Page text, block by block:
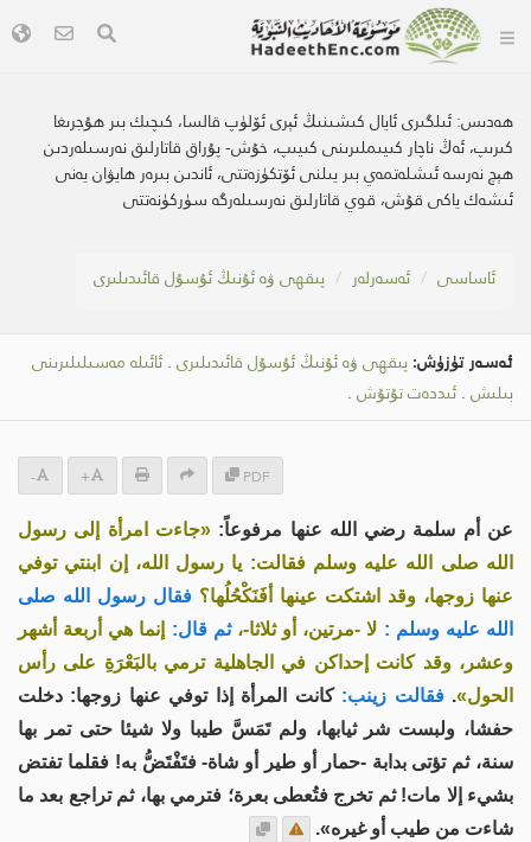
ھەدىس:ئىلگىرى ئايال كىشىنىڭ ئېرى ئۆلۈپ قالسا، كىچىك بىر ھۇجرىغا
كىرىپ، ئەڭ ناچار كىيىملىرىنى كىيىپ، خۇش- پۇراق قاتارلىق نەرسىلەردىن
ھېچ نەرسە ئىشلەتمەي بىر يىلنى ئۆتكۈزەتتى، ئاندىن بىرەر ھايۋان يەنى
ئىشەك ياكى قۇش، قوي قاتارلىق نەرسىلەرگە سۈركۈنەتتى
ئاساسى ئەسەرلەر پىقھى ۋە ئۇنىڭ ئۇسۇل قائىدىلىرى
ئەسەر تۈزۈش: پىقھى ۋە ئۇنىڭ ئۇسۇل قائىدىلىرى . ئائىلە مەسىلىلىرىنى
بىلىش . ئىددەت تۇتۇش .
PDF
+
-
عن أم سلمة رضي الله عنها مرفوعاً:«جاءت امرأة إلى رسول
الله صلى الله عليه وسلم فقالت: يا رسول الله، إن ابنتي توفي
عنها زوجها، وقد اشتكت عينها أفَنَكْحُلُها؟ فقال رسول الله صلى
الله عليه وسلم : لا -مرتين، أو ثلاثا-، ثم قال: إنما هي أربعة أشهر
وعشر، وقد كانت إحداكن في الجاهلية ترمي بالبَعْرَةِ على رأس
الحول». فقالت زينب: كانت المرأة إذا توفي عنها زوجها: دخلت
حفشا، ولبست شر ثيابها، ولم تَمَسَّ طيبا ولا شيئا حتى تمر بها
سنة، ثم تؤتى بدابة -حمار أو طير أو شاة- فتَفْتَضُّ به! فقلما تفتض
بشيء إلا مات! ثم تخرج فتُعطى بعرة؛ فترمي بها، ثم تراجع بعد ما
شاءت من طيب أو غيره».